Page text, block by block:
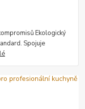
Ekologický
Spojuje